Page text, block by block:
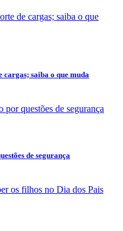
saiba o que muda
de segurança